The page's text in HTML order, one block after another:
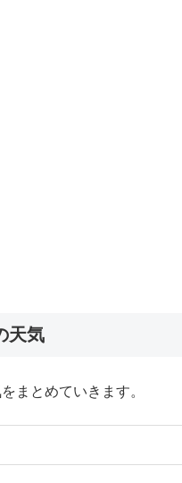
天気
まとめていきます。